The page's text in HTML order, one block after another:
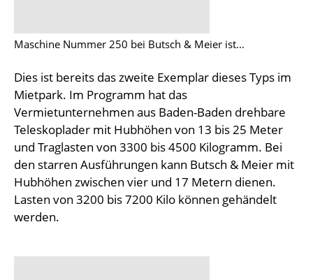
Maschine Nummer 250 bei Butsch & Meier ist...
Dies ist bereits das zweite Exemplar dieses Typs im
Mietpark. Im Programm hat das
Vermietunternehmen aus Baden-Baden drehbare
Teleskoplader mit Hubhöhen von 13 bis 25 Meter
und Traglasten von 3300 bis 4500 Kilogramm. Bei
den starren Ausführungen kann Butsch & Meier mit
Hubhöhen zwischen vier und 17 Metern dienen.
Lasten von 3200 bis 7200 Kilo können gehändelt
werden.